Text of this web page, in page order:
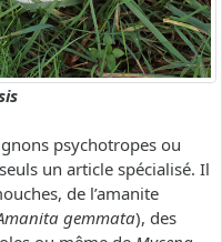
psychotropes ou
un article spécialisé. Il
de l’amanite
gemmata), des